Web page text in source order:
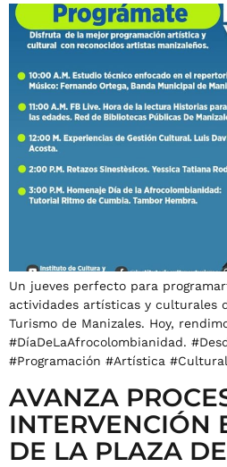
Un jueves perfecto para
actividades artísticas y culturales
Turismo de Manizales. Hoy,
#DíaDeLaAfrocolombianidad.
#Programación #Artística
AVANZA
INTERVENCIÓN
DE LA PLAZA